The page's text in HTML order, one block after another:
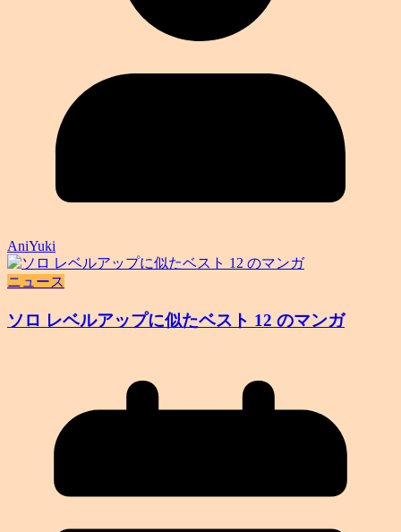
AniYuki
ニュース
ソロ レベルアップに似たベスト 12 のマンガ